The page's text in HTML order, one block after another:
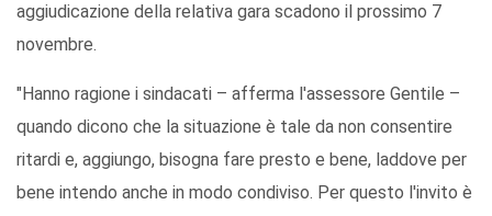
aggiudicazione della relativa gara scadono il prossimo 7
novembre.
"Hanno ragione i sindacati – afferma l'assessore Gentile –
quando dicono che la situazione è tale da non consentire
ritardi e, aggiungo, bisogna fare presto e bene, laddove per
bene intendo anche in modo condiviso. Per questo l'invito è